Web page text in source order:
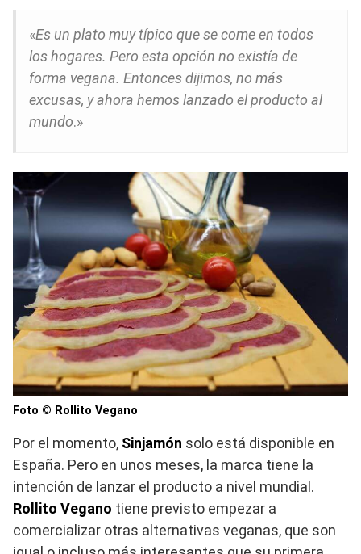
«Es un plato muy típico que se come en todos
los hogares. Pero esta opción no existía de
forma vegana. Entonces dijimos, no más
excusas, y ahora hemos lanzado el producto al
mundo.»
Foto © Rollito Vegano
Por el momento, Sinjamón solo está disponible en
España. Pero en unos meses, la marca tiene la
intención de lanzar el producto a nivel mundial.
Rollito Vegano tiene previsto empezar a
comercializar otras alternativas veganas, que son